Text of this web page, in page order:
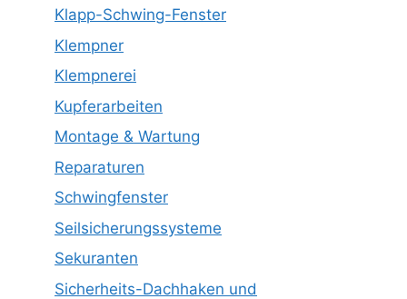
Klapp-Schwing-Fenster
Klempner
Klempnerei
Kupferarbeiten
Montage & Wartung
Reparaturen
Schwingfenster
Seilsicherungssysteme
Sekuranten
Sicherheits-Dachhaken und